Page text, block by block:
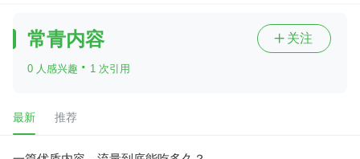
常青内容
0 人感兴趣 · 1 次引用
 关注
最新 推荐